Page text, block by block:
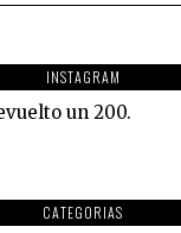
INSTAGRAM
un 200.
CATEGORIAS